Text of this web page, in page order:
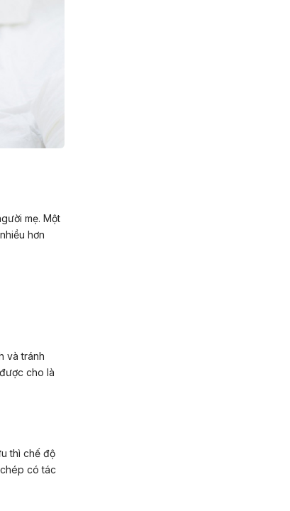
mẹ. Một
hơn
và tránh
cho là
thì chế độ
có tác